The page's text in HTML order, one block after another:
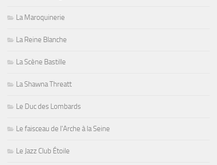
La Maroquinerie
La Reine Blanche
La Scène Bastille
La Shawna Threatt
Le Duc des Lombards
Le faisceau de l'Arche à la Seine
Le Jazz Club Étoile